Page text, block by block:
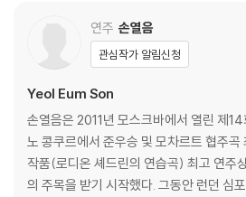
연주 손열음
관심작가 알림신청
Yeol Eum Son
손열음은 2011년 모스크바에서 열린 제
노 콩쿠르에서 준우승 및 모차르트 협주곡
작품(로디온 셰드린의 연습곡) 최고 연주
의 주목을 받기 시작했다. 그동안 런던 심